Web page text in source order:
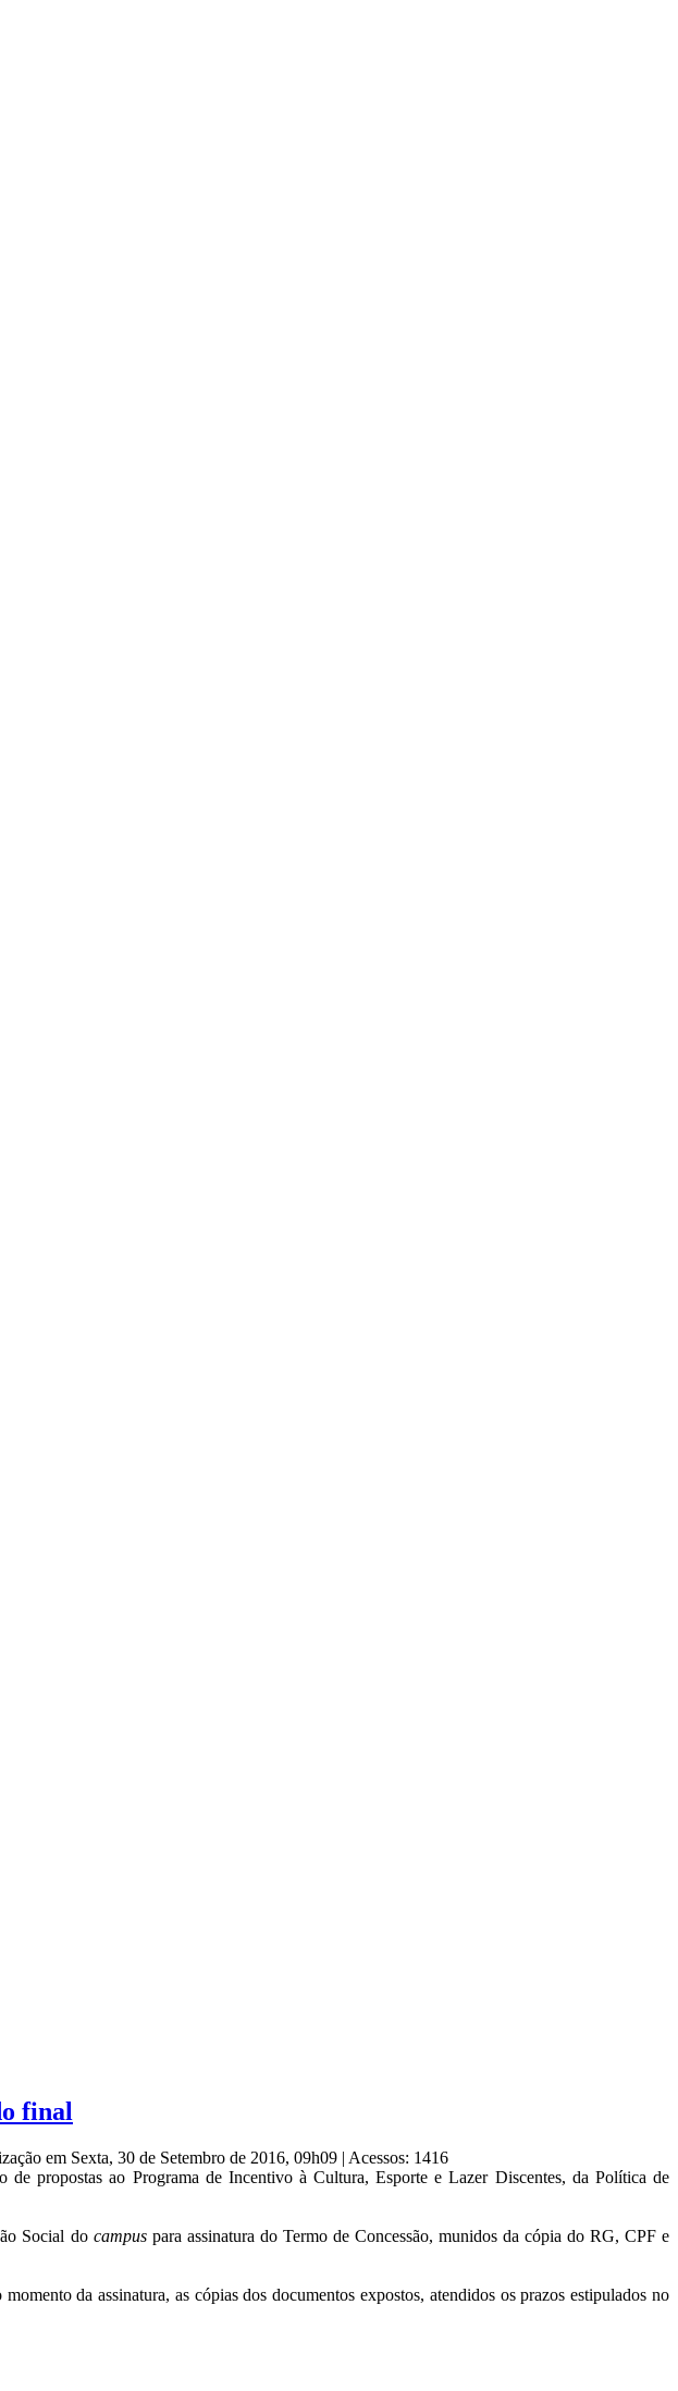
final
em Sexta, 30 de Setembro de 2016, 09h09 | Acessos: 1416
de propostas ao Programa de Incentivo à Cultura, Esporte e Lazer Discentes, da Política de
Social do campus para assinatura do Termo de Concessão, munidos da cópia do RG, CPF e
da assinatura, as cópias dos documentos expostos, atendidos os prazos estipulados no